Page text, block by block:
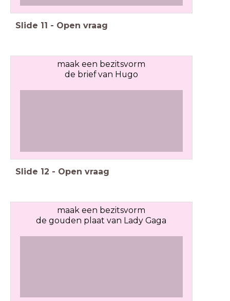
Slide 11 - Open vraag
maak een bezitsvorm
de brief van Hugo
Slide 12 - Open vraag
maak een bezitsvorm
de gouden plaat van Lady Gaga